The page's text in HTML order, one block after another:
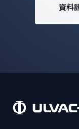
資料